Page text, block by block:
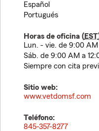
Español
Portugués
Horas de oficina (EST
Lun. - vie. de 9:00 AM
Sáb. de 9:00 AM a
Siempre con cita
Sitio web:
www.vetdomsf.com
Teléfono:
845-357-8277